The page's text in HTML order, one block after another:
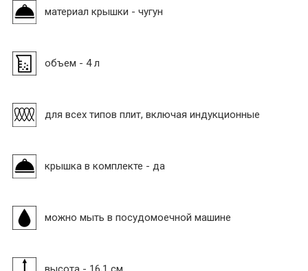
материал крышки - чугун
объем - 4 л
для всех типов плит, включая индукционные
крышка в комплекте - да
можно мыть в посудомоечной машине